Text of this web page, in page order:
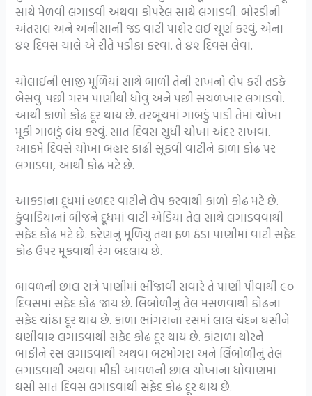
સાથે મેળવી લગાડવી અથવા કોપરેલ સાથે લગાડવી.બોરડીની
અંતરાલ અને અનીસાની જડ વાટી પાશેર લઈચૂર્ણ કરવું. એના
૪૨ દિવસ ચાલે એ રીતે પડીકાં કરવાં. તે ૪૨ દિવસલેવાં.
ચોલાઈની ભાજી મૂળિયાં સાથે બાળી તેની રાખનો લેપ કરી તડકે
બેસવું. પછી ગરમ પાણીથી ધોવું અને પછી સંચળખાર લગાડવો.
આથી કાળો કોઢ દૂર થાય છે. તરબૂચમાં ગાબડું પાડી તેમાં ચોખા
મૂકી ગાબડું બંધ કરવું. સાત દિવસ સુધી ચોખા અંદર રાખવા.
આઠમે દિવસે ચોખા બહાર કાઢી સૂકવી વાટીને કાળા કોઢ પર
લગાડવા, આથી કોઢ મટે છે.
આકડાના દૂધમાં હળદર વાટીને લેપ કરવાથી કાળો કોઢ મટે છે.
કુંવાડિયાનાં બીજને દૂધમાં વાટી એડિયા તેલ સાથે લગાડવવાથી
સફેદ કોઢ મટે છે. કરેણનું મૂળિયું તથા ફ્ળ ઠંડા પાણીમાં વાટી સફેદ
કોઢ ઉપરમૂકવાથી રંગ બદલાય છે.
બાવળની છાલ રાત્રે પાણીમાં ભીંજાવી સવારે તે પાણી પીવાથી ૯૦
દિવસમાં સફેદ કોઢ જાય છે. લિંબોળીનું તેલ મસળવાથી કોઢના
સફેદ ચાંઠા દૂર થાય છે. કાળા ભાંગરાના રસમાં લાલ ચંદન ઘસીને
ઘણીવા૨ લગાડવાથી સફેદ કોઢ દૂર થાય છે. કાંટાળા થોરને
બાફીને રસ લગાડવાથી અથવા બટમોગરા અને લિંબોળીનું તેલ
લગાડવાથી અથવા મીઠી આવળની છાલ ચોખાના ધોવાણમાં
ઘસી સાત દિવસ લગાડવાથી સફેદ કોઢ દૂર થાય છે.